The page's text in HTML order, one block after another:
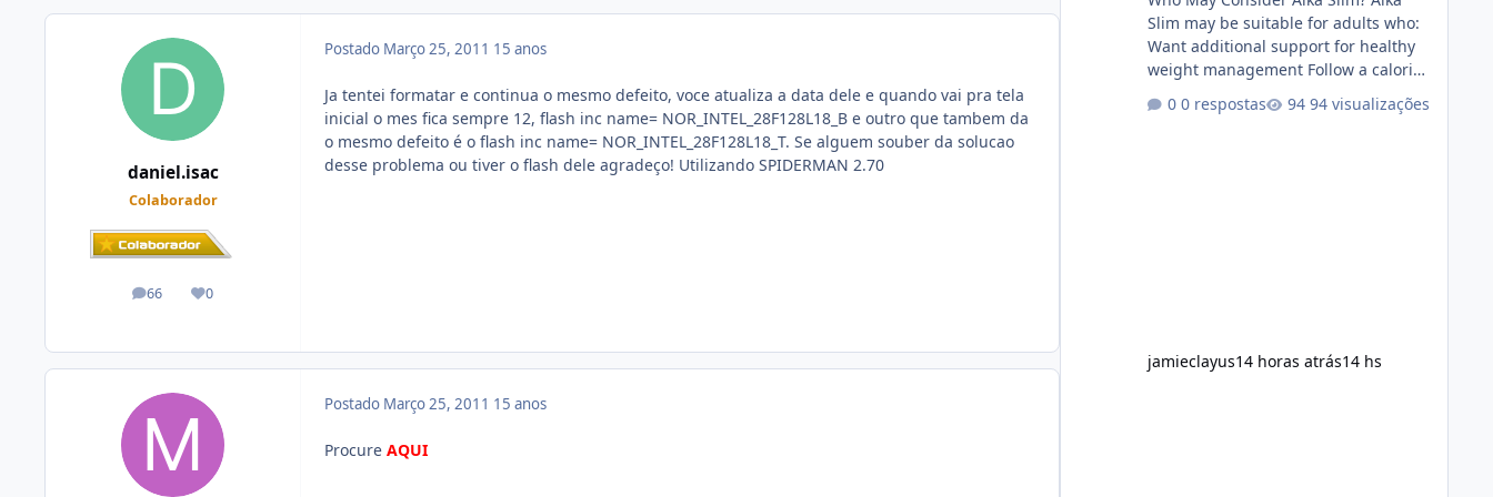
daniel.isac
Colaborador
66
posts 0
Reputação
Postado Março 25, 2011 15 anos
Ja tentei formatar e continua o mesmo defeito, voce atualiza a data dele e quando vai pra tela
inicial o mes fica sempre 12, flash inc name= NOR_INTEL_28F128L18_B e outro que tambem da
o mesmo defeito é o flash inc name= NOR_INTEL_28F128L18_T. Se alguem souber da solucao
desse problema ou tiver o flash dele agradeço! Utilizando SPIDERMAN 2.70
Postado Março 25, 2011 15 anos
Procure AQUI
Slim may be suitable for adults who:
Want additional support for healthy
weight management Follow a calorie-
Prefer supplements containing plant-
0 respostas 94 visualizações
jamieclayus14 horas atrás14 hs